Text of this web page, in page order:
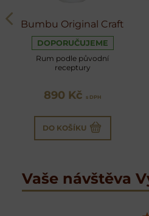
Bumbu Original Craft
DOPORUČUJEME
Rum podle původní
receptury
890 Kč s DPH
DO KOŠÍKU
Vaše návštěva